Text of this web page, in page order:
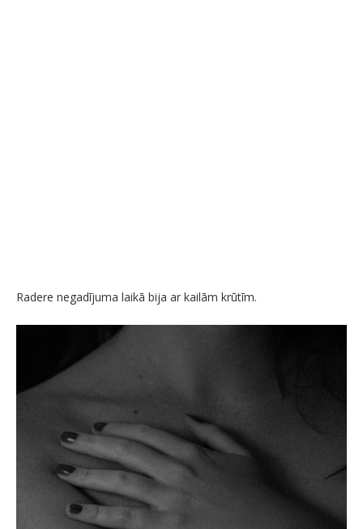
Radere negadījuma laikā bija ar kailām krūtīm.